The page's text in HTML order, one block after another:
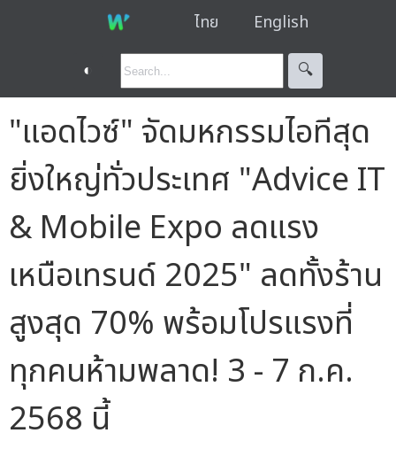
ไทย English
◐ 🔍︎
"แอดไวซ์" จัดมหกรรมไอทีสุด
ยิ่งใหญ่ทั่วประเทศ "Advice IT
& Mobile Expo ลดแรง
เหนือเทรนด์ 2025" ลดทั้งร้าน
สูงสุด 70% พร้อมโปรแรงที่
ทุกคนห้ามพลาด! 3 - 7 ก.ค.
2568 นี้